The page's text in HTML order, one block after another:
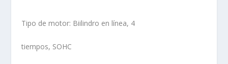
Tipo de motor: Biilindro en línea, 4
tiempos, SOHC